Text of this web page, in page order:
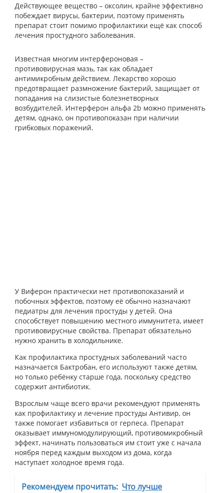
Действующее вещество – оксолин, крайне эффективно
побеждает вирусы, бактерии, поэтому применять
препарат стоит помимо профилактики ещё как способ
лечения простудного заболевания.
Известная многим интерфероновая –
противовирусная мазь, так как обладает
антимикробным действием. Лекарство хорошо
предотвращает размножение бактерий, защищает от
попадания на слизистые болезнетворных
возбудителей. Интерферон альфа 2b можно применять
детям, однако, он противопоказан при наличии
грибковых поражений.
У Виферон практически нет противопоказаний и
побочных эффектов, поэтому её обычно назначают
педиатры для лечения простуды у детей. Она
способствует повышению местного иммунитета, имеет
противовирусные свойства. Препарат обязательно
нужно хранить в холодильнике.
Как профилактика простудных заболеваний часто
назначается Бактробан, его используют также детям,
но только ребёнку старше года, поскольку средство
содержит антибиотик.
Взрослым чаще всего врачи рекомендуют применять
как профилактику и лечение простуды Антивир, он
также помогает избавиться от герпеса. Препарат
оказывает иммуномодулирующий, противомикробный
эффект, начинать пользоваться им стоит уже с начала
ноября перед каждым выходом из дома, когда
наступает холодное время года.
Рекомендуем прочитать: Что лучше